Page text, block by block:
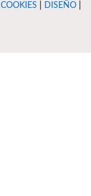
COOKIES DISEÑO|